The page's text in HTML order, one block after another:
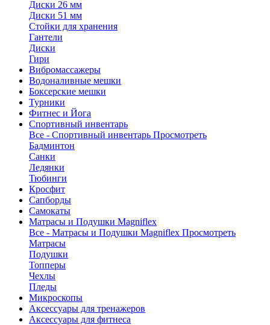
Диски 26 мм
Диски 51 мм
Стойки для хранения
Гантели
Диски
Гири
Вибромассажеры
Водоналивные мешки
Боксерские мешки
Турники
Фитнес и Йога
Спортивный инвентарь
Все - Спортивный инвентарь Просмотреть
Бадминтон
Санки
Ледянки
Тюбинги
Кросфит
Сапборды
Самокаты
Матрасы и Подушки Magniflex
Все - Матрасы и Подушки Magniflex Просмотреть
Матрасы
Подушки
Топперы
Чехлы
Пледы
Микроскопы
Аксессуары для тренажеров
Аксессуары для фитнеса